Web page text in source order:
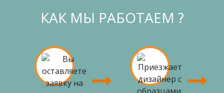
КАК МЫ РАБОТАЕМ ?